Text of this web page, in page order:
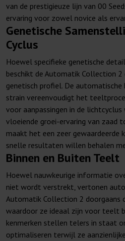
van de prestigieuze lijn van 00
ervaring voor zowel novice als
Genetische
Cyclus
Hoewel specifieke genetische
beschikt de Automatik Collection
genetisch profiel. De
strain vereenvoudigt het
voor aanpassingen in de
vloeiende groei-ervaring van zaad
maakt het een zeer gewaardeerde
snelle resultaten willen behalen
Binnen en Buiten Teelt
Hoewel nauwkeurige informatie
niet wordt verstrekt, vertonen
Automatik Collection 2 doorgaans
waardoor ze ideaal zijn voor teelt
kenmerken stellen telers in staat
optimaliseren terwijl ze